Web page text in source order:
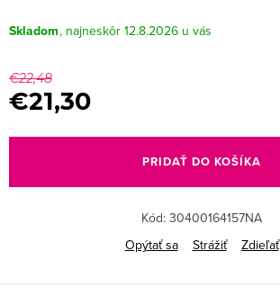
Skladom 12.8.2026
€22,48
€21,30
cena:
PRIDAŤ DO KOŠÍKA
Kód: 30400164157NA
Opýtať sa
Strážiť Zdieľať